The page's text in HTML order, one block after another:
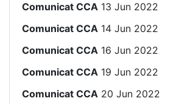
Comunicat CCA 13 Jun 2022
Comunicat CCA 14 Jun 2022
Comunicat CCA 16 Jun 2022
Comunicat CCA 19 Jun 2022
Comunicat CCA 20 Jun 2022